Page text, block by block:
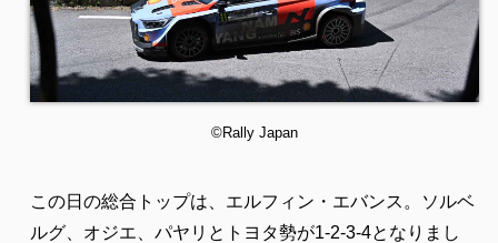
©Rally Japan
この日の総合トップは、エルフィン・エバンス。ソルベ
ルグ、オジエ、パヤリとトヨタ勢が1-2-3-4となりまし